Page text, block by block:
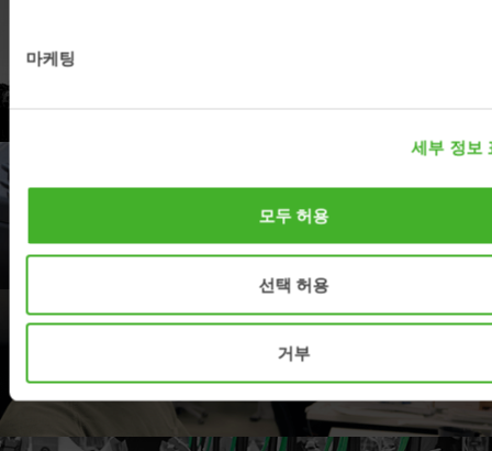
마케팅
세부 정보
모두 허용
선택 허용
거부
딜러
가장 가까운 스틸리스트 딜러를 찾아 보세요
서비스 파트와 지원은 여기로 연락 하세요.